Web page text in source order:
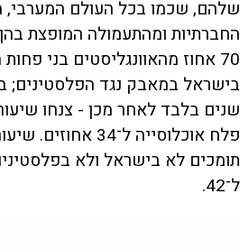
שלהם, שכמו בכל העולם
שנים בלבד לאחר מכן - צנחו
פלח אוכלוסייה
ל־42.